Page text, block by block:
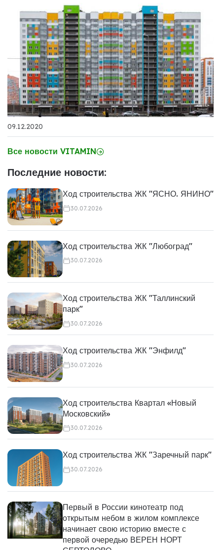
09.12.2020
Все новости VITAMIN
Последние новости:
Ход строительства ЖК "ЯСНО. ЯНИНО"
30.07.2026
Ход строительства ЖК "Любоград"
30.07.2026
Ход строительства ЖК "Таллинский
парк"
30.07.2026
Ход строительства ЖК "Энфилд"
30.07.2026
Ход строительства Квартал «Новый
Московский»
30.07.2026
Ход строительства ЖК "Заречный парк"
30.07.2026
Первый в России кинотеатр под
открытым небом в жилом комплексе
начинает свою историю вместе с
первой очередью ВЕРЕН НОРТ